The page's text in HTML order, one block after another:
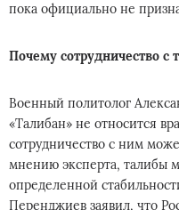
пока официально не
Почему сотрудничество с
Военный политолог
«Талибан» не относится
сотрудничество с ним
мнению эксперта, талибы
определенной
Перенджиев заявил, что